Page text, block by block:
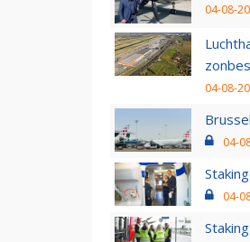
04-08-
04-08-
04-
04-